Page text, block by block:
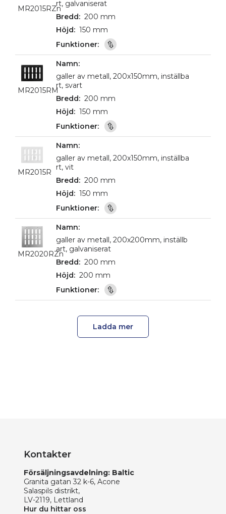
MR2015RZn
rt, galvaniserat
200 mm
150 mm
MR2015RM
galler av metall, 200x150mm, inställba
rt, svart
200 mm
150 mm
MR2015R
galler av metall, 200x150mm, inställba
rt, vit
200 mm
150 mm
MR2020RZn
galler av metall, 200x200mm, inställb
art, galvaniserat
200 mm
200 mm
Ladda mer
Kontakter
Försäljningsavdelning: Baltic
Granita gatan 32 k-6, Acone
Salaspils distrikt,
LV-2119, Lettland
Hur du hittar oss